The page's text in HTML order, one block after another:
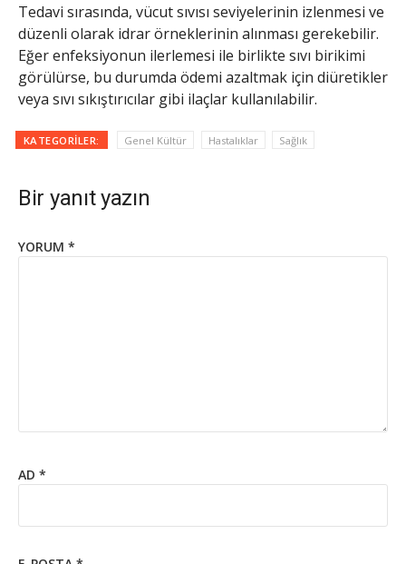
Tedavi sırasında, vücut sıvısı seviyelerinin izlenmesi ve
düzenli olarak idrar örneklerinin alınması gerekebilir.
Eğer enfeksiyonun ilerlemesi ile birlikte sıvı birikimi
görülürse, bu durumda ödemi azaltmak için diüretikler
veya sıvı sıkıştırıcılar gibi ilaçlar kullanılabilir.
KATEGORILER: Genel Kültür Hastalıklar Sağlık
Bir yanıt yazın
YORUM *
AD *